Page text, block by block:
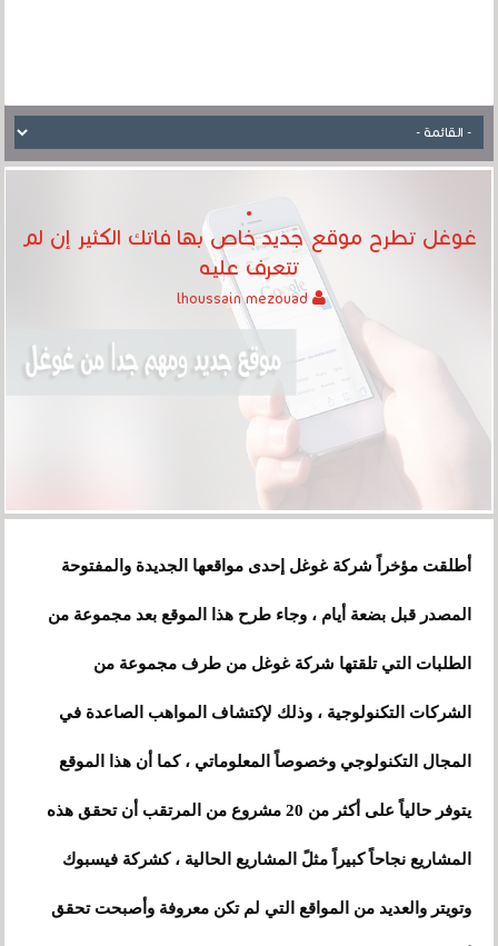
غوغل تطرح موقع جديد خاص بها فاتك الكثير إن لم
تتعرف عليه
أطلقت مؤخراً شركة غوغل إحدى مواقعها الجديدة والمفتوحة
المصدر قبل بضعة أيام ، وجاء طرح هذا الموقع بعد مجموعة من
الطلبات التي تلقتها شركة غوغل من طرف مجموعة من
الشركات التكنولوجية ، وذلك لإكتشاف المواهب الصاعدة في
المجال التكنولوجي وخصوصاً المعلوماتي ، كما أن هذا الموقع
يتوفر حالياً على أكثر من 20 مشروع من المرتقب أن تحقق هذه
المشاريع نجاحاً كبيراً مثلً المشاريع الحالية ، كشركة فيسبوك
وتويتر والعديد من المواقع التي لم تكن معروفة وأصبحت تحقق